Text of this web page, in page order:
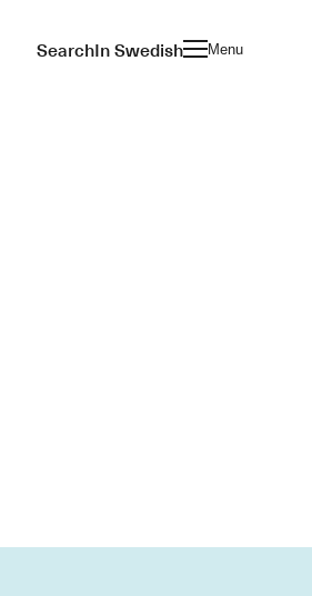
SearchIn Swedish Menu